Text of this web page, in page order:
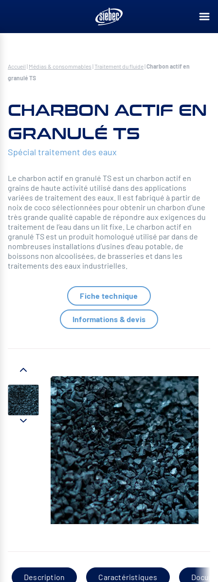
Accueil | Médias & consommables |Traitement du fluide|Charbon actif en
granulé TS
CHARBON ACTIF EN
GRANULÉ TS
Spécial traitement des eaux
Le charbon actif en granulé TS est un charbon actif en
grains de haute activité utilisé dans des applications
variées de traitement des eaux. Il est fabriqué à partir de
noix de coco sélectionnées pour obtenir un charbon d’une
très grande qualité capable de répondre aux exigences du
traitement de l’eau dans un lit fixe. Le charbon actif en
granulé TS est un produit homologué utilisé par dans de
nombreuses installations d’usines d’eau potable, de
boissons non alcoolisées, de brasseries et dans les
traitements des eaux industrielles.
Fiche technique
Informations & devis
Description Caractéristiques